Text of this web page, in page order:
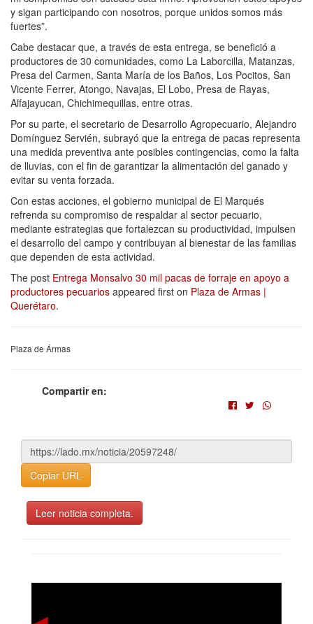
y sigan participando con nosotros, porque unidos somos más
fuertes”.
Cabe destacar que, a través de esta entrega, se benefició a
productores de 30 comunidades, como La Laborcilla, Matanzas,
Presa del Carmen, Santa María de los Baños, Los Pocitos, San
Vicente Ferrer, Atongo, Navajas, El Lobo, Presa de Rayas,
Alfajayucan, Chichimequillas, entre otras.
Por su parte, el secretario de Desarrollo Agropecuario, Alejandro
Domínguez Servién, subrayó que la entrega de pacas representa
una medida preventiva ante posibles contingencias, como la falta
de lluvias, con el fin de garantizar la alimentación del ganado y
evitar su venta forzada.
Con estas acciones, el gobierno municipal de El Marqués
refrenda su compromiso de respaldar al sector pecuario,
mediante estrategias que fortalezcan su productividad, impulsen
el desarrollo del campo y contribuyan al bienestar de las familias
que dependen de esta actividad.
The post Entrega Monsalvo 30 mil pacas de forraje en apoyo a
productores pecuarios appeared first on Plaza de Armas |
Querétaro.
Plaza de Ármas
Compartir en:
Copiar URL
Leer noticia completa.